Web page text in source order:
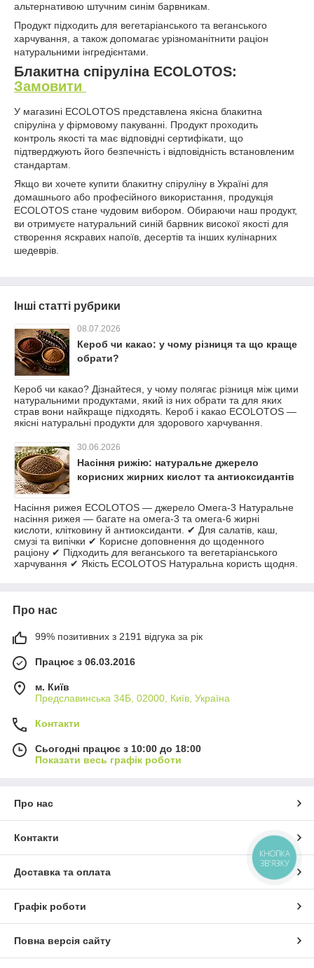
альтернативою штучним синім барвникам.
Продукт підходить для вегетаріанського та веганського
харчування, а також допомагає урізноманітнити раціон
натуральними інгредієнтами.
Блакитна спіруліна ECOLOTOS:
Замовити
У магазині ECOLOTOS представлена якісна блакитна
спіруліна у фірмовому пакуванні. Продукт проходить
контроль якості та має відповідні сертифікати, що
підтверджують його безпечність і відповідність встановленим
стандартам.
Якщо ви хочете купити блакитну спіруліну в Україні для
домашнього або професійного використання, продукція
ECOLOTOS стане чудовим вибором. Обираючи наш продукт,
ви отримуєте натуральний синій барвник високої якості для
створення яскравих напоїв, десертів та інших кулінарних
шедеврів.
Інші статті рубрики
08.07.2026
Кероб чи какао: у чому різниця та що краще
обрати?
Кероб чи какао? Дізнайтеся, у чому полягає різниця між цими
натуральними продуктами, який із них обрати та для яких
страв вони найкраще підходять. Кероб і какао ECOLOTOS —
якісні натуральні продукти для здорового харчування.
30.06.2026
Насіння рижію: натуральне джерело
корисних жирних кислот та антиоксидантів
Насіння рижея ECOLOTOS — джерело Омега-3 Натуральне
насіння рижея — багате на омега-3 та омега-6 жирні
кислоти, клітковину й антиоксиданти. ✔ Для салатів, каш,
смузі та випічки ✔ Корисне доповнення до щоденного
раціону ✔ Підходить для веганського та вегетаріанського
харчування ✔ Якість ECOLOTOS Натуральна користь щодня.
Про нас
99% позитивних з 2191 відгука за рік
Працює з 06.03.2016
м. Київ
Предславинська 34Б, 02000, Київ, Україна
Контакти
Сьогодні працює з 10:00 до 18:00
Показати весь графік роботи
Про нас
Контакти
Доставка та оплата
Графік роботи
Повна версія сайту
КНОПКА
ЗВ'ЯЗКУ